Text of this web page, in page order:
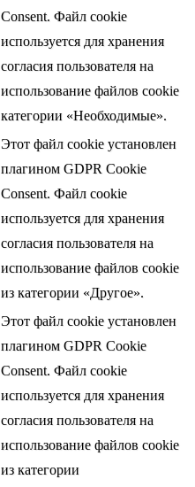
Consent. Файл cookie
используется для хранения
согласия пользователя на
использование файлов cookie
категории «Необходимые».
Этот файл cookie установлен
плагином GDPR Cookie
Consent. Файл cookie
используется для хранения
согласия пользователя на
использование файлов cookie
из категории «Другое».
Этот файл cookie установлен
плагином GDPR Cookie
Consent. Файл cookie
используется для хранения
согласия пользователя на
использование файлов cookie
из категории